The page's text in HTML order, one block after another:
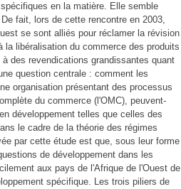
en la matière. Elle semble
fait, lors de cette rencontre en 2003,
se sont alliés pour réclamer la révision
libéralisation du commerce des produits
des revendications grandissantes quant
question centrale : comment les
organisation présentant des processus
du commerce (l'OMC), peuvent-
développement telles que celles des
le cadre de la théorie des régimes
par cette étude est que, sous leur forme
de développement dans les
aux pays de l'Afrique de l'Ouest de
spécifique. Les trois piliers de